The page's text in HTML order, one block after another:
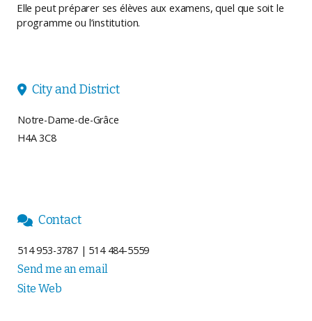
Elle peut préparer ses élèves aux examens, quel que soit le
programme ou l’institution.
 City and District
Notre-Dame-de-Grâce
H4A 3C8
 Contact
514 953-3787 | 514 484-5559
Send me an email
Site Web